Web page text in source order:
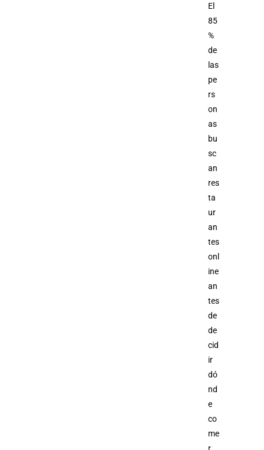
El
85
%
de
las
pe
rs
on
as
bu
sc
an
res
ta
ur
an
tes
onl
ine
an
tes
de
de
cid
ir
dó
nd
e
co
me